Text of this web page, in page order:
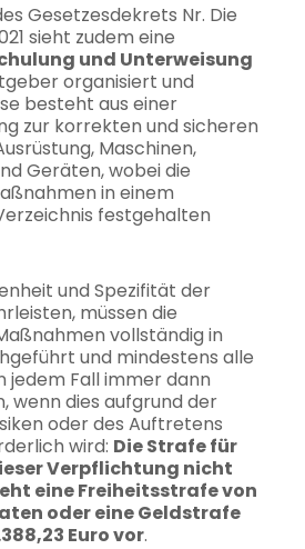
Gesetzesdekrets Nr. Die
sieht zudem eine
und Unterweisung
organisiert und
besteht aus einer
zur korrekten und sicheren
Maschinen,
Geräten, wobei die
in einem
festgehalten
und Spezifität der
müssen die
vollständig in
und mindestens alle
jedem Fall immer dann
wenn dies aufgrund der
oder des Auftretens
wird: Die Strafe für
Verpflichtung nicht
eine Freiheitsstrafe von
oder eine Geldstrafe
Euro vor.